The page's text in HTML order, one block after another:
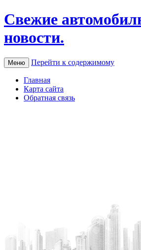
Свежие
новости.
Меню Перейти к содержимому
Главная
Карта сайта
Обратная связь